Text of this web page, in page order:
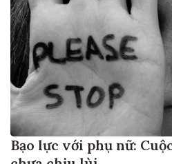
Bạo lực với phụ nữ: